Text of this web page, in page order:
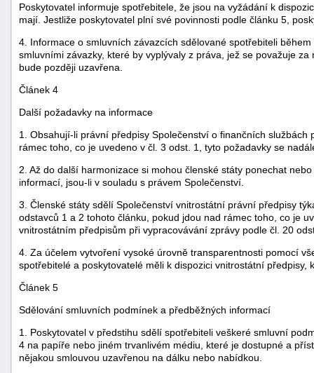
Poskytovatel informuje spotřebitele, že jsou na vyžádání k
mají. Jestliže poskytovatel plní své povinnosti podle článku 5,
4. Informace o smluvních závazcích sdělované spotřebiteli
smluvními závazky, které by vyplývaly z práva, jež se považuje
bude později uzavřena.
Článek 4
Další požadavky na informace
1. Obsahují-li právní předpisy Společenství o finančních
rámec toho, co je uvedeno v čl. 3 odst. 1, tyto požadavky se
2. Až do další harmonizace si mohou členské státy ponechat
informací, jsou-li v souladu s právem Společenství.
3. Členské státy sdělí Společenství vnitrostátní právní předpisy
odstavců 1 a 2 tohoto článku, pokud jdou nad rámec toho, co je
vnitrostátním předpisům při vypracovávání zprávy podle čl. 20
4. Za účelem vytvoření vysoké úrovně transparentnosti pomocí
spotřebitelé a poskytovatelé měli k dispozici vnitrostátní předpisy,
Článek 5
Sdělování smluvních podmínek a předběžných informací
1. Poskytovatel v předstihu sdělí spotřebiteli veškeré smluvní
4 na papíře nebo jiném trvanlivém médiu, které je dostupné a
nějakou smlouvou uzavřenou na dálku nebo nabídkou.